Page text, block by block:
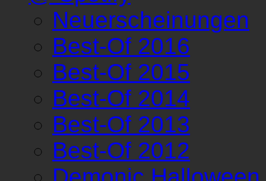
Neuerscheinungen
Best-Of 2016
Best-Of 2015
Best-Of 2014
Best-Of 2013
Best-Of 2012